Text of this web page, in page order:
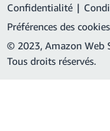
Confidentialité |
Préférences des cookies
© 2023, Amazon Web
Tous droits réservés.